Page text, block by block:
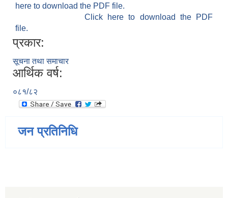
here to download the PDF file.
Click here to download the PDF
file.
प्रकार:
सूचना तथा समाचार
आर्थिक वर्ष:
०८१/८२
जन प्रतिनिधि